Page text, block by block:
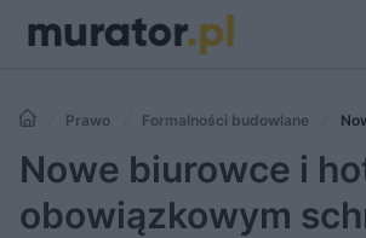
Prawo Formalności budowlane
obowiązkowym schronem. Samorządy mają
decyzję
Nowe biurowce i
obowiązkowym